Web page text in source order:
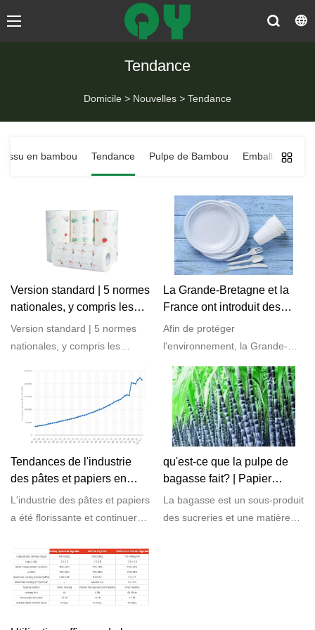
Tendance
Domicile > Nouvelles > Tendance
Tissu en bambou Tendance Pulpe de Bambou Emballage kraft
Version standard | 5 normes
nationales, y compris les
«essuie-tout de cuisine»,
approuvées pour
Version standard | 5 normes
nationales, y compris les
approuvées pour publication
La Grande-Bretagne et la
France ont introduit des
restrictions strictes sur le
plastique
Afin de protéger
l'environnement, la Grande-
Bretagne et la France ont
introduit des restrictions strictes
sur le plastique.
Tendances de l'industrie
des pâtes et papiers en
2023
L'industrie des pâtes et papiers
a été florissante et continuera
qu'est-ce que la pulpe de
bagasse fait? | Papier
Qingya
La bagasse est un sous-produit
des sucreries et une matière